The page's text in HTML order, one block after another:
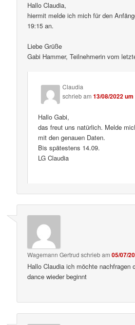
Hallo Claudia,
hiermit melde ich mich für den
19:15 an.
Liebe Grüße
Gabi Hammer, Teilnehmerin vom
Claudia
schriebam13/08/2022
Hallo Gabi,
das freut uns natürlich. Melde
mit den genauen Daten.
Bis spätestens 14.09.
LG Claudia
Wagemann Gertrud schriebam05/07/
Hallo Claudia ich möchte nachfragen
dance wieder beginnt